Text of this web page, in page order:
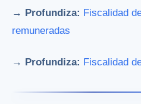
→ Profundiza: Fiscalidad
remuneradas
→ Profundiza: Fiscalidad